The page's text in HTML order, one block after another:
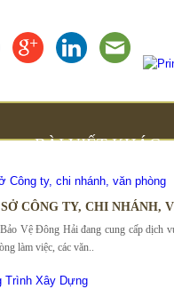
BÀI VIẾT KHÁC
CÔNG TY, CHI NHÁNH,
Vệ Đông Hải đang cung cấp dịch
làm việc, các văn..